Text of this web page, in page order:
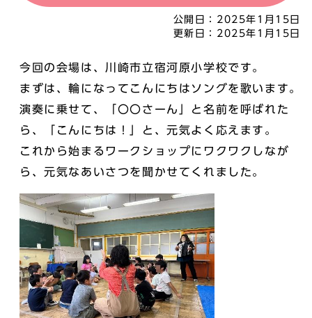
公開日： 2025年1月15日
更新日： 2025年1月15日
今回の会場は、川崎市立宿河原小学校です。
まずは、輪になってこんにちはソングを歌います。
演奏に乗せて、「〇〇さーん」と名前を呼ばれた
ら、「こんにちは！」と、元気よく応えます。
これから始まるワークショップにワクワクしなが
ら、元気なあいさつを聞かせてくれました。